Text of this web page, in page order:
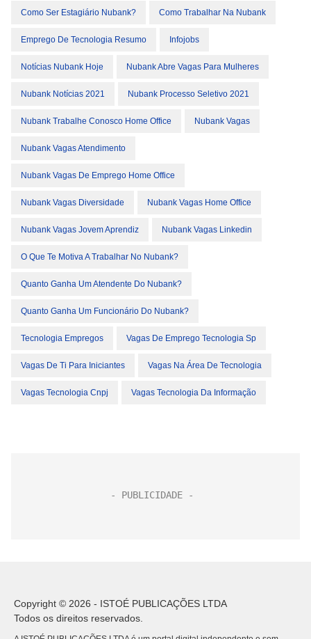
Como Ser Estagiário Nubank? Como Trabalhar Na Nubank
Emprego De Tecnologia Resumo Infojobs
Notícias Nubank Hoje Nubank Abre Vagas Para Mulheres
Nubank Notícias 2021 Nubank Processo Seletivo 2021
Nubank Trabalhe Conosco Home Office Nubank Vagas
Nubank Vagas Atendimento
Nubank Vagas De Emprego Home Office
Nubank Vagas Diversidade Nubank Vagas Home Office
Nubank Vagas Jovem Aprendiz Nubank Vagas Linkedin
O Que Te Motiva A Trabalhar No Nubank?
Quanto Ganha Um Atendente Do Nubank?
Quanto Ganha Um Funcionário Do Nubank?
Tecnologia Empregos Vagas De Emprego Tecnologia Sp
Vagas De Ti Para Iniciantes Vagas Na Área De Tecnologia
Vagas Tecnologia Cnpj Vagas Tecnologia Da Informação
Copyright © 2026 - ISTOÉ PUBLICAÇÕES LTDA
Todos os direitos reservados.